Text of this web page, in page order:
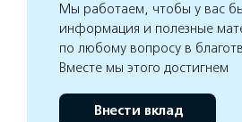
Мы работаем, чтобы у вас
информация и полезные
по любому вопросу в
Вместе мы этого достигнем
Внести вклад